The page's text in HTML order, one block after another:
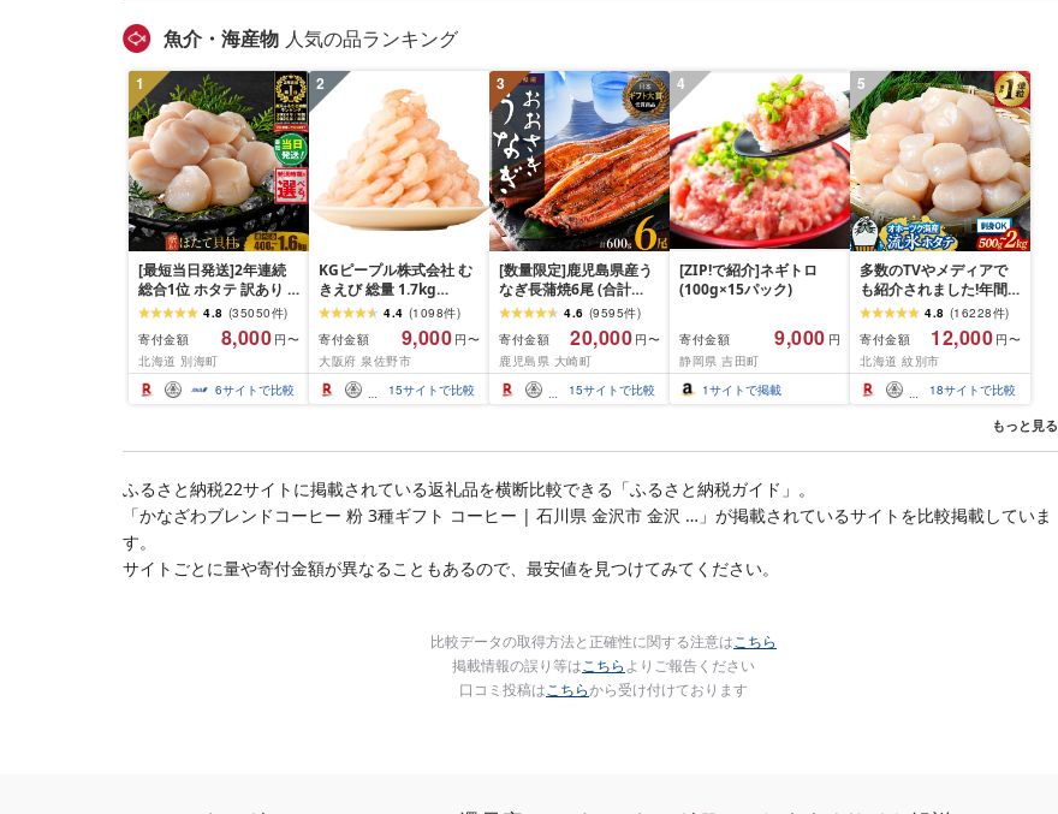
魚介・海産物 人気の品ランキング
1
[最短当日発送]2年連続
総合1位 ホタテ 訳あり (
ふるさと納税 ほたて ふ
るさと納税 訳あり 帆立
ふるさと わけあり ホタ
テ貝柱 貝 人気 不揃い 刺
身 規格外 魚介 ランキン
グ 海鮮 冷凍 発送時期が
4.8 (35050件)
寄付金額
8,000 円〜
北海道 別海町
6サイトで比較
2
KGピープル株式会社 む
きえび 総量 1.7kg
(850g×2P) 特大 5Lサイ
ズ バナメイエビ バラ凍
結 下処理不要 サイズ不
揃い 訳あり
4.4 (1098件)
寄付金額
9,000 円〜
大阪府 泉佐野市
15サイトで比較
3
[数量限定]鹿児島県産う
なぎ長蒲焼6尾 (合計
600g以上)4.6 (9595件)
寄付金額
20,000 円〜
鹿児島県 大崎町
15サイトで比較
4
[ZIP!で紹介]ネギトロ
(100g×15パック)
寄付金額 9,000 円
静岡県 吉田町
1サイトで掲載
5
多数のTVやメディアで
も紹介されました!年間
総合ランキング4年連続1
位!北海道オホーツク海
産ホタテ玉冷 | ホタテ
ほたて hotate 帆立 貝柱
刺身 冷凍 貝 訳あり わけ
あり ワケアリ 大粒 サイ
ズ不揃い バラエティ 選
4.8 (16228件)
寄付金額
12,000 円〜
北海道 紋別市
18サイトで比較
もっと見る
ふるさと納税22サイトに掲載されている返礼品を横断比較できる「ふるさと納税ガイド」。
「かなざわブレンドコーヒー 粉 3種ギフト コーヒー | 石川県 金沢市 金沢 …」が掲載されているサイトを比較掲載していま
す。
サイトごとに量や寄付金額が異なることもあるので、最安値を見つけてみてください。
比較データの取得方法と正確性に関する注意はこちら
掲載情報の誤り等はこちらよりご報告ください
口コミ投稿はこちらから受け付けております